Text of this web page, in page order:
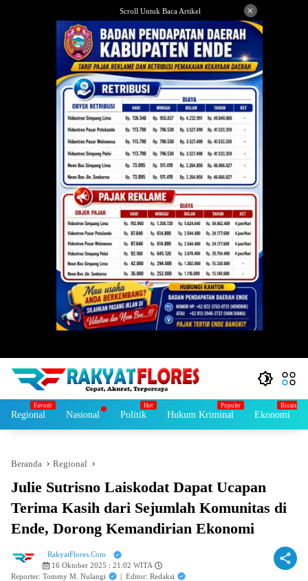
Scroll Untuk Baca Artikel ×
Regional Nasional Politik Hukum Kriminal Ekonomi
Beranda Regional
Julie Sutrisno Laiskodat Dapat Ucapan
Terima Kasih dari Sejumlah Komunitas di
Ende, Dorong Kemandirian Ekonomi
RakyatFlores.Com
16 Oktober 2025 : 21:02 WITA
Reporter: Tommy M. Nulangi
| Editor: Redaksi